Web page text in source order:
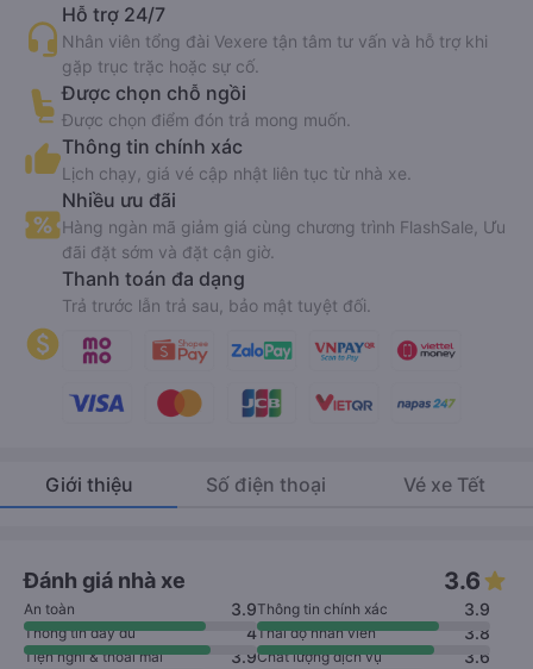
Hỗ trợ 24/7
Nhân viên tổng đài Vexere tận tâm tư vấn và hỗ trợ khi
gặp trục trặc hoặc sự cố.
Được chọn chỗ ngồi
Được chọn điểm đón trả mong muốn.
Thông tin chính xác
Lịch chạy, giá vé cập nhật liên tục từ nhà xe.
Nhiều ưu đãi
Hàng ngàn mã giảm giá cùng chương trình FlashSale, Ưu
đãi đặt sớm và đặt cận giờ.
Thanh toán đa dạng
Trả trước lẫn trả sau, bảo mật tuyệt đối.
Giới thiệu Số điện thoại Vé xe Tết
Đánh giá nhà xe 3.6
An toàn 3.9Thông tin chính xác 3.9
Thông tin đầy đủ 4Thái độ nhân viên 3.8
Tiện nghi & thoải mái 3.9Chất lượng dịch vụ 3.6